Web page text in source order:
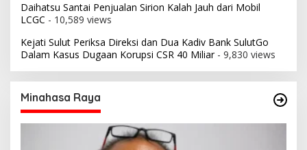
Daihatsu Santai Penjualan Sirion Kalah Jauh dari Mobil
LCGC - 10,589 views
Kejati Sulut Periksa Direksi dan Dua Kadiv Bank SulutGo
Dalam Kasus Dugaan Korupsi CSR 40 Miliar- 9,830 views
Minahasa Raya